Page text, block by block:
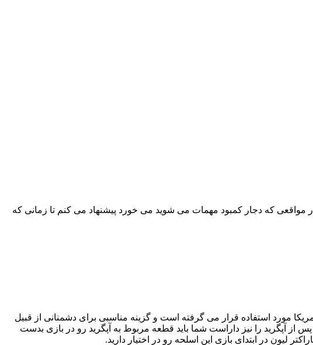
مواقعی که دجار کمبود مهمات می شوید می خورد پیشنهاد می کنم تا زمانی که
مورد استفاده قرار می گرفته است و گزینه مناسبی برای دشمنانی از قبیل
از آپگرید را نیز داراست شما باید قطعه مربوط به آپگرید رو در بازی بدست
لیون در ابتدای بازی این اسلحه رو در اختیار دارید.